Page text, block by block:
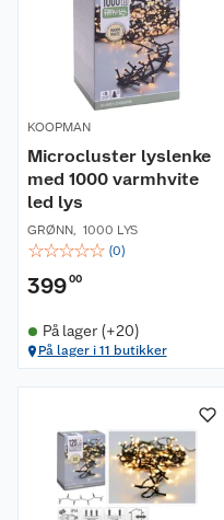
KOOPMAN
Microcluster lyslenke
med 1000 varmhvite
led lys
GRØNN, 1000 LYS
☆☆☆☆☆ (0)
39900
På lager (+20)
På lager i 11 butikker